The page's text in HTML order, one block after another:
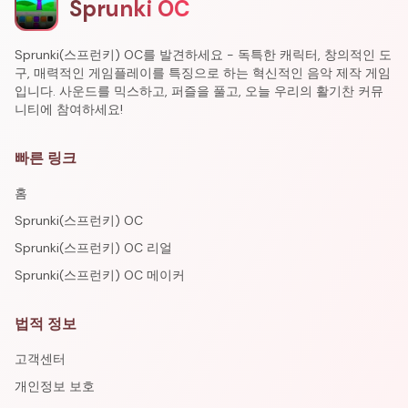
Sprunki OC
Sprunki(스프런키) OC를 발견하세요 - 독특한 캐릭터, 창의적인 도
구, 매력적인 게임플레이를 특징으로 하는 혁신적인 음악 제작 게임
입니다. 사운드를 믹스하고, 퍼즐을 풀고, 오늘 우리의 활기찬 커뮤
니티에 참여하세요!
빠른 링크
홈
Sprunki(스프런키) OC
Sprunki(스프런키) OC 리얼
Sprunki(스프런키) OC 메이커
법적 정보
고객센터
개인정보 보호